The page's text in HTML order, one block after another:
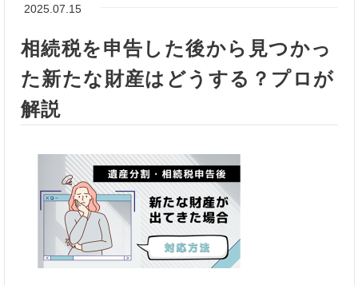
2025.07.15
相続税を申告した後から見つかっ
た新たな財産はどうする？プロが
解説